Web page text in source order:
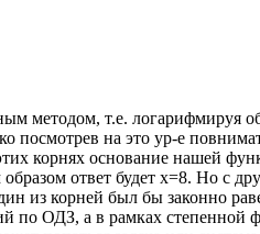
методом, т.е. логарифмируя
посмотрев на это ур-е
корнях основание нашей
ответ будет х=8. Но с
из корней был бы законно
по ОДЗ, а в рамках степенной